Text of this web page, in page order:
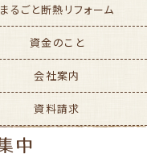
まるごと断熱リフォーム
資金のこと
会社案内
資料請求